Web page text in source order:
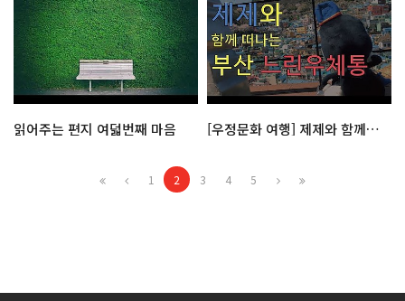
읽어주는 편지 여덟번째 마음 [우정문화 여행] 제제와 함께 떠나는 부산 느린우체통
1 2 3 4 5